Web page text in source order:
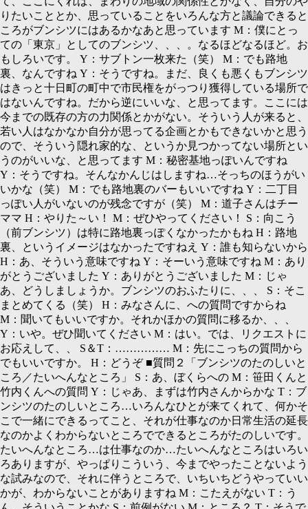
りたいこととか、思っていることをいろんな方と議論できると
ころがブンシツにはあるかなあと思っています M： 僕にとっ
ての「東京」としてのブンシツ、、、。なるほどなるほど。お
もしろいです。 Y： サブトン一枚来た（笑） M： でも路地
裏、なんですね Y： そうですね。まだ、良くも悪くもブンシツ
はきっと十日町の町中で市民権をがっつり獲得している場所で
はないんですね。だから逆にいいな、と思ってます。ここには
今までの既存の方の力関係とかがない。そういう人が来ると、
若い人はなかなか自分が思ってる企画とかもできないかと思う
ので、そういう隠れ家的な、というか見つかってない場所とい
うのがいいな、と思ってます M： 秘密基地っぽいんですね
Y： そうですね。そんなかんじはしますね…そっちのほうがい
いかな（笑） M： でも路地裏のバーもいいですね Y： 二丁目
っぽい人がいないのが残念ですが（笑） M： 道子さんはチー
ママ H： やりた～い！ M： ぜひやってください！ S： 向こう
（前ブンシツ）は特に路地裏っぽくなかったかもね H： 路地
裏、というイメージはなかったですねえ Y： 誰も知らないから
H： あ、そういう意味ですね Y： そーいう意味ですね M： あり
がとうございました Y： ありがとうございました M： じゃ
あ、どうしましょうか。ブンシツのおふたりに、、、 S： そこ
まとめてくる（笑） H： みなさんに、への質問ですからね
M： 聞いてもいいですか。それかほかの質問に移るか、、、
Y： いや。ぜひ聞いてください M： はい。では、リクエストに
お応えして、、 S＆T：…………… M： 先にこっちの質問から
でもいいですか。 H： どうぞ ■質問２「ブンシツのたのしいと
ころ／たいへんなところ」 S： あ、ぼくらへの M： 笹田くんと
竹内くんへの質問 Y： じゃあ、まずは竹内さんからかな T： ブ
ンシツのたのしいところ…いろんなひとが来てくれて、何かそ
こで一緒にできるってこと、それが仕事なのか日常生活の延長
なのかよくわからないところでできるところがたのしいです。
たいへんなところ…は仕事なのか…たいへんなところはいろい
ろありますが、やっぱりこういう、今までやったことないよう
な試みなので、それに伴うところで、いちいちどうやっていい
かが、わからないことがありますね M： こたえがない T： う